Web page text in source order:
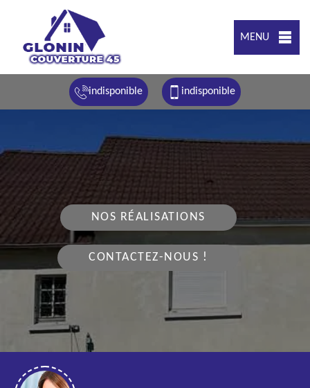
MENU
indisponible indisponible
NOS RÉALISATIONS
CONTACTEZ-NOUS !